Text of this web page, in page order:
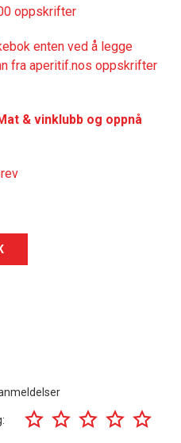
oppskrifter
enten ved å legge
fra aperitif.nos oppskrifter
& vinklubb og oppnå